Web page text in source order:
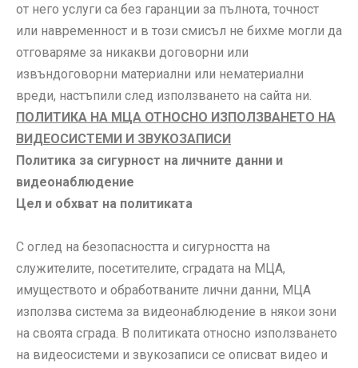
от него услуги са без гаранции за пълнота, точност
или навременност и в този смисъл не бихме могли да
отговаряме за никакви договорни или
извъндоговорни материални или нематериални
вреди, настъпили след използването на сайта ни.
ПОЛИТИКА НА МЦА ОТНОСНО ИЗПОЛЗВАНЕТО НА
ВИДЕОСИСТЕМИ И ЗВУКОЗАПИСИ
Политика за сигурност на личните данни и
видеонаблюдение
Цел и обхват на политиката
С оглед на безопасността и сигурността на
служителите, посетителите, сградата на МЦА,
имуществото и обработваните лични данни, МЦА
използва система за видеонаблюдение в някои зони
на своята сграда. В политиката относно използването
на видеосистеми и звукозаписи се описват видео и